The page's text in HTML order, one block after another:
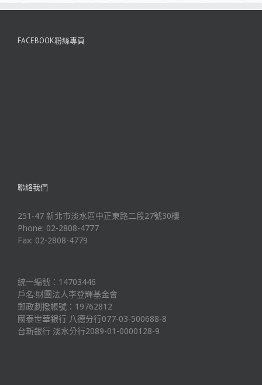
FACEBOOK粉絲專頁
聯絡我們
251-47 新北市淡水區中正東路二段27號30樓
Phone: 02-2808-4777
Fax: 02-2808-4779
統一編號：14703446
戶名:財團法人李登輝基金會
郵政劃撥帳號：19762812
國泰世華銀行 八德分行077-03-500688-8
台新銀行 淡水分行2089-01-0000128-9